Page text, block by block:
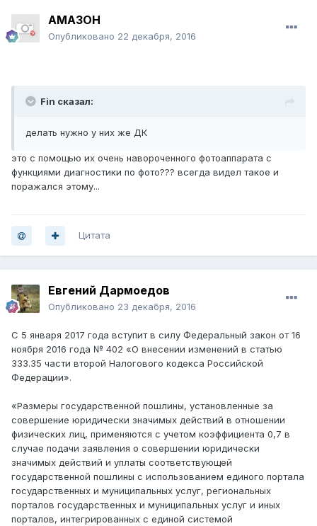
AMA3OH
Опубликовано 22 декабря, 2016
Fin сказал:
делать нужно у них же ДК
это с помощью их очень навороченного фотоаппарата с
функциями диагностики по фото??? всегда видел такое и
поражался этому...
Цитата
Евгений Дармоедов
Опубликовано 23 декабря, 2016
С 5 января 2017 года вступит в силу Федеральный закон от 16
ноября 2016 года № 402 «О внесении изменений в статью
333.35 части второй Налогового кодекса Российской
Федерации».
«Размеры государственной пошлины, установленные за
совершение юридически значимых действий в отношении
физических лиц, применяются с учетом коэффициента 0,7 в
случае подачи заявления о совершении юридически
значимых действий и уплаты соответствующей
государственной пошлины с использованием единого портала
государственных и муниципальных услуг, региональных
порталов государственных и муниципальных услуг и иных
порталов, интегрированных с единой системой